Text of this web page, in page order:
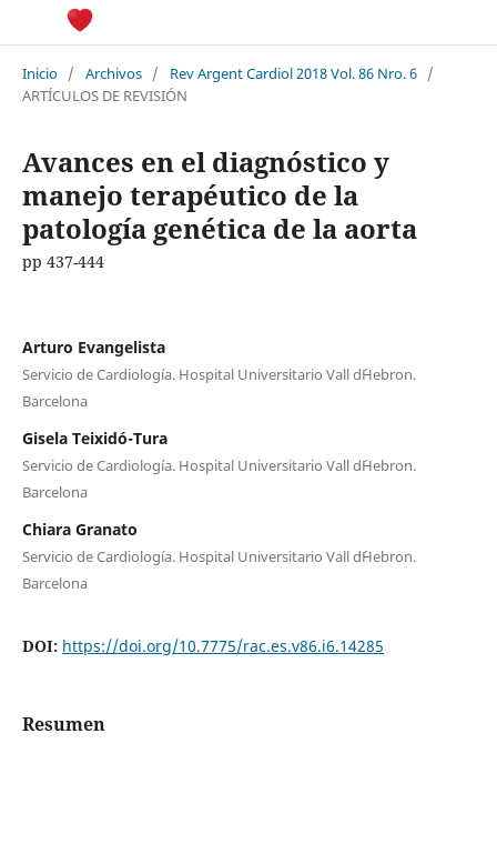
Inicio / Archivos / Rev Argent Cardiol 2018 Vol. 86 Nro. 6 /
ARTÍCULOS DE REVISIÓN
Avances en el diagnóstico y
manejo terapéutico de la
patología genética de la aorta
pp 437-444
Arturo Evangelista
Servicio de Cardiología. Hospital Universitario Vall d´Hebron.
Barcelona
Gisela Teixidó-Tura
Servicio de Cardiología. Hospital Universitario Vall d´Hebron.
Barcelona
Chiara Granato
Servicio de Cardiología. Hospital Universitario Vall d´Hebron.
Barcelona
DOI: https://doi.org/10.7775/rac.es.v86.i6.14285
Resumen